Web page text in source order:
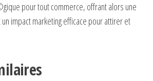
pour tout commerce, offrant alors une
impact marketing efficace pour attirer et